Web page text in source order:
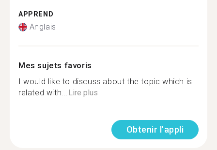
APPREND
Anglais
Mes sujets favoris
I would like to discuss about the topic which is
related with...Lire plus
Obtenir l'appli